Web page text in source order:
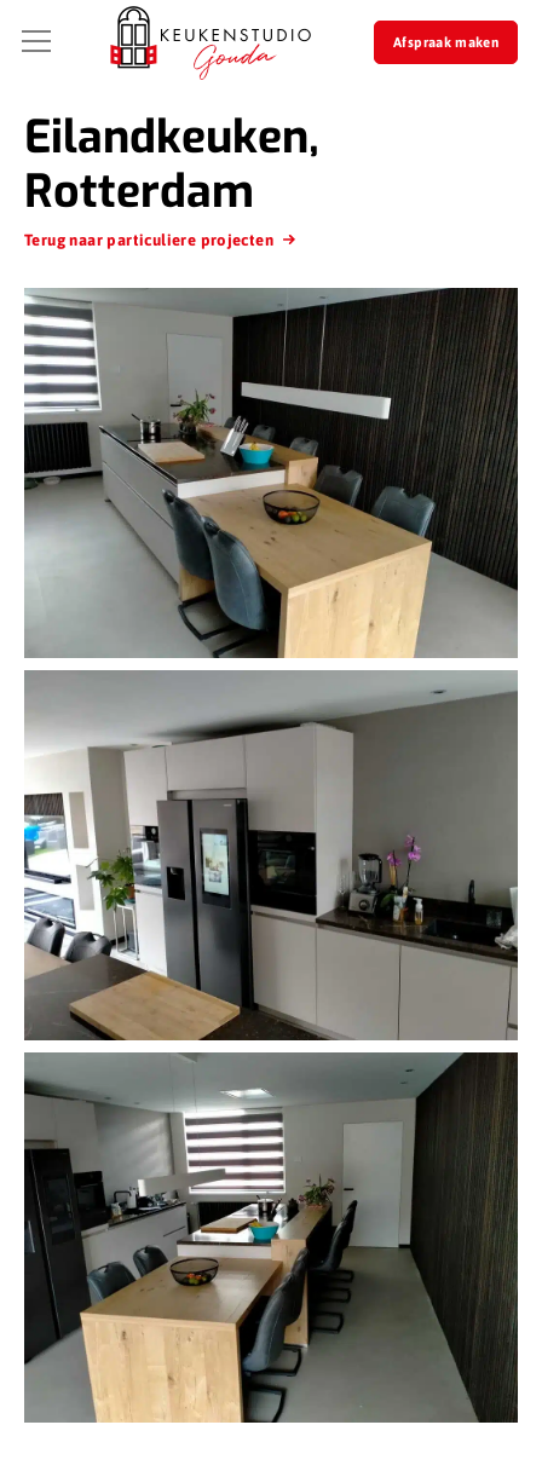
Afspraak maken
Eilandkeuken,
Rotterdam
Terug naar particuliere projecten